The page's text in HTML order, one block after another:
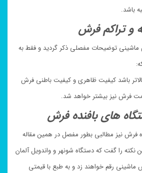
باشد.
و تراکم فرش
ماشینی توضیحات مفصلی ذکر گردید و فقط به
باشد کیفیت ظاهری و کیفیت باطنی فرش
فرش نیز بیشتر خواهد شد.
های بافنده فرش
فرش نیز مطالبی بطور مفصل در همین مقاله
را گفت که دستگاه شونهر و واندویل آلمان
ماشینی رقم خواهند زد و به طبع با قیمتی